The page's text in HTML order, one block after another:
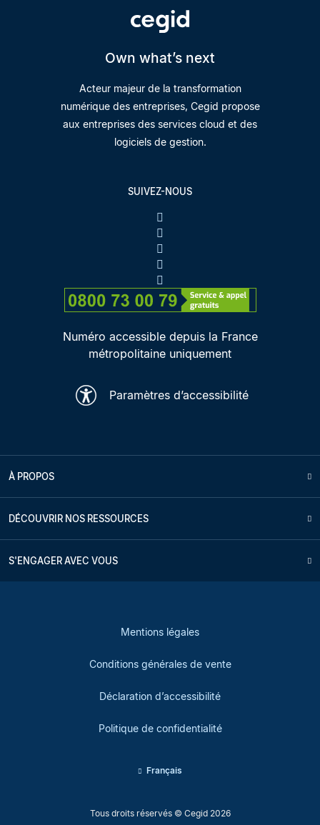
Own what’s next
Acteur majeur de la transformation
numérique des entreprises, Cegid propose
aux entreprises des services cloud et des
logiciels de gestion.
SUIVEZ-NOUS
Numéro accessible depuis la France
métropolitaine uniquement
Paramètres d’accessibilité
À PROPOS
DÉCOUVRIR NOS RESSOURCES
S'ENGAGER AVEC VOUS
Tous droits réservés © Cegid 2026
Mentions légales
Conditions générales de vente
Déclaration d’accessibilité
Politique de confidentialité
Français